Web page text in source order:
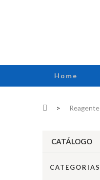
Home
>
CATÁLOGO
CATEGORIAS